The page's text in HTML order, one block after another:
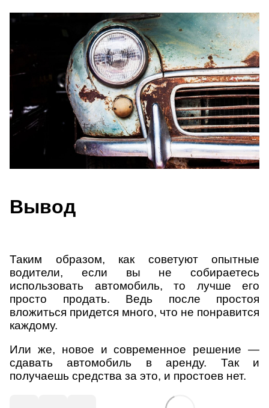
Вывод
Таким образом, как советуют опытные
водители, если вы не собираетесь
использовать автомобиль, то лучше его
просто продать. Ведь после простоя
вложиться придется много, что не понравится
каждому.
Или же, новое и современное решение —
сдавать автомобиль в аренду. Так и
получаешь средства за это, и простоев нет.